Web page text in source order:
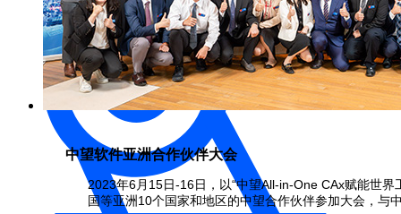
中望软件亚洲合作伙伴大会
2023年6月15日-16日，以“中望All-in-One CAx赋能世
国等亚洲10个国家和地区的中望合作伙伴参加大会，与